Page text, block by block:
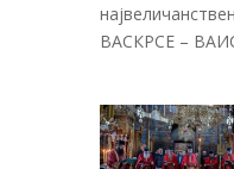
ВАСКРСЕ –